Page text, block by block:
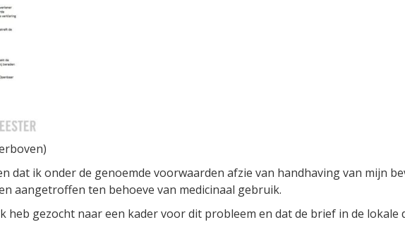
dat ik onder de genoemde voorwaarden afzie van handhaving van mijn
aangetroffen ten behoeve van medicinaal gebruik.
heb gezocht naar een kader voor dit probleem en dat de brief in de